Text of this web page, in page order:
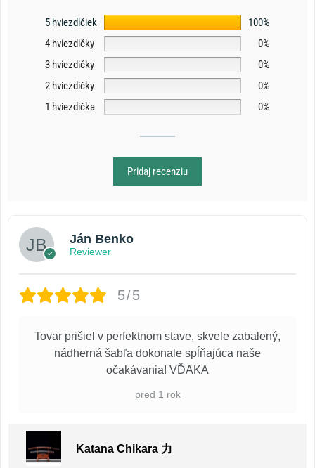
5 hviezdičiek
100%
4 hviezdičky
0%
3 hviezdičky
0%
2 hviezdičky
0%
1 hviezdička
0%
Pridaj recenziu
Ján Benko
Reviewer
5/5
Tovar prišiel v perfektnom stave, skvele zabalený,
nádherná šabľa dokonale spĺňajúca naše
očakávania! VĎAKA
pred 1 rok
Katana Chikara 力